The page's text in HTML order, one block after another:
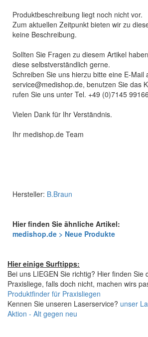
Produktbeschreibung liegt noch nicht vor.
Zum aktuellen Zeitpunkt bieten wir zu
keine Beschreibung.
Sollten Sie Fragen zu diesem Artikel
diese selbstverständlich gerne.
Schreiben Sie uns hierzu bitte eine E-Mail
service@medishop.de, benutzen Sie das
rufen Sie uns unter Tel. +49 (0)7145
Vielen Dank für Ihr Verständnis.
Ihr medishop.de Team
Hersteller: B.Braun
Hier finden Sie ähnliche Artikel:
medishop.de > Neue Produkte
Hier einige Surftipps:
Bei uns LIEGEN Sie richtig? Hier finden Sie
Praxisliege, falls doch nicht, machen wirs
Produktfinder für Praxisliegen
Kennen Sie unseren Laserservice? unser
Aktion - Alt gegen neu